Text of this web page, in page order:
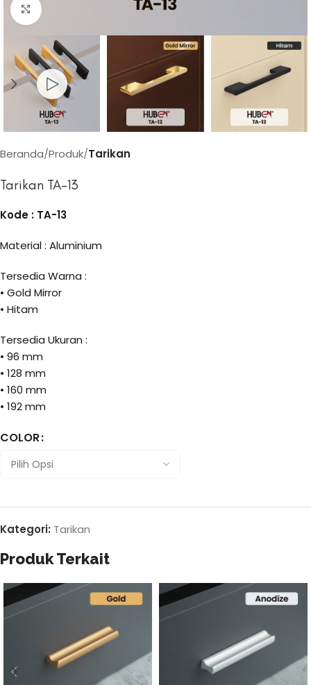
Click to enlarge
Beranda Produk Tarikan
Tarikan TA-13
Kode : TA-13
Material : Aluminium
Tersedia Warna :
• Gold Mirror
• Hitam
Tersedia Ukuran :
• 96 mm
• 128 mm
• 160 mm
• 192 mm
COLOR
Kategori: Tarikan
Produk Terkait